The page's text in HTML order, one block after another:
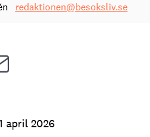
redaktionen@besoksliv.se
april 2026